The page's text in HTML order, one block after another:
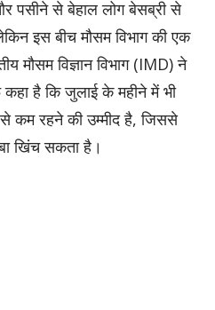
पसीने से बेहाल लोग बेसब्री से
इस बीच मौसम विभाग की एक
मौसम विज्ञान विभाग (IMD) ने
कहा है कि जुलाई के महीने में भी
कम रहने की उम्मीद है, जिससे
खिंच सकता है।